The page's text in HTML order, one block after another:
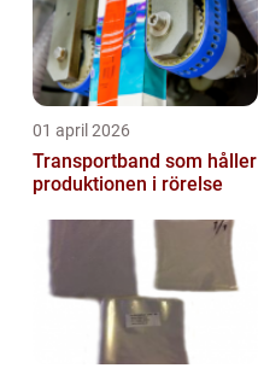
01 april 2026
Transportband som håller
produktionen i rörelse